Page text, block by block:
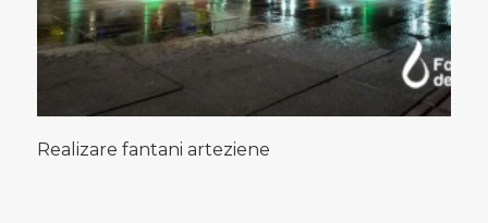
Realizare fantani arteziene